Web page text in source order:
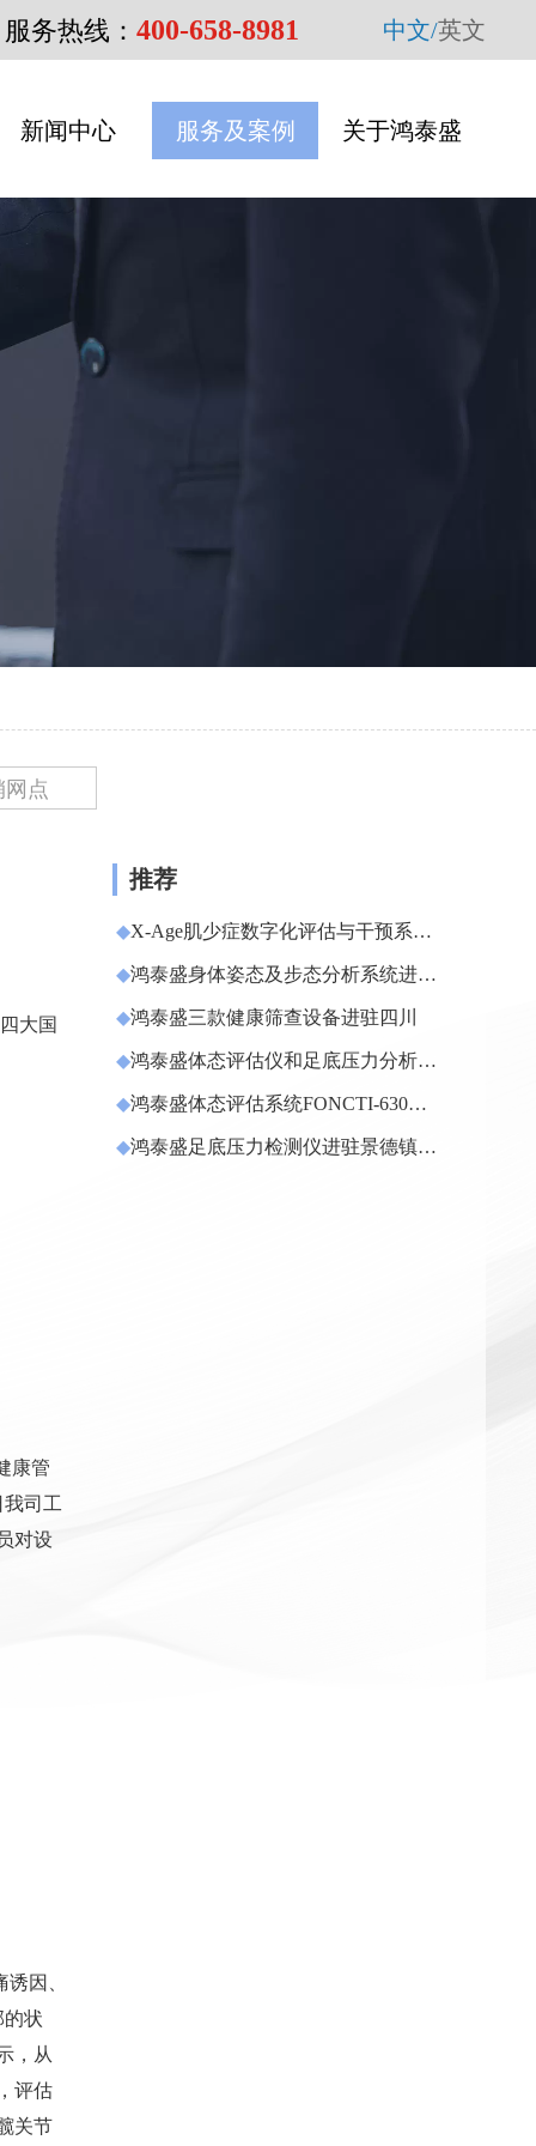
中文/英文
服务热线： 400-658-8981
新闻中心 服务及案例 关于鸿泰盛
网点
大国
康管
司工
对设
因、
状
，从
评估
关节
推荐
◆X-Age肌少症数字化评估与干预系统
◆鸿泰盛身体姿态及步态分析系统进驻
◆鸿泰盛三款健康筛查设备进驻四川
◆鸿泰盛体态评估仪和足底压力分析仪
◆鸿泰盛体态评估系统FONCTI-630进
◆鸿泰盛足底压力检测仪进驻景德镇学